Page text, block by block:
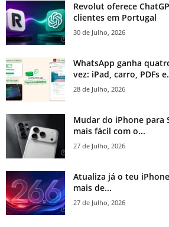
Revolut oferece
clientes em Portugal
30 de Julho, 2026
WhatsApp ganha
vez: iPad, carro, PDFs
28 de Julho, 2026
Mudar do iPhone para
mais fácil com o...
27 de Julho, 2026
Atualiza já o teu
mais de...
27 de Julho, 2026